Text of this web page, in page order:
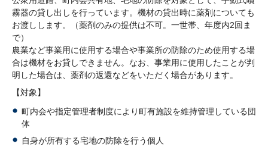
霧器の貸し出しを行っています。機材の貸出時に薬剤についても
お渡しします。（薬剤のみの提供は不可。一世帯、年度内2回ま
で）
農業など事業用に使用する場合や事業所の防除のため使用する場
合は機材をお貸しできません。なお、事業用に使用したことが判
明した場合は、薬剤の返還などをいただく場合があります。
【対象】
町内会や指定管理者制度により町有施設を維持管理している団
体
自身が所有する宅地の防除を行う個人